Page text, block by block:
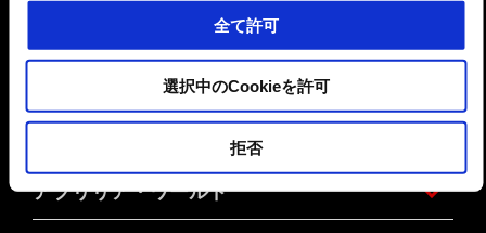
全て許可
選択中のCookieを許可
拒否
アクセサリー
アプリリア・ワールド